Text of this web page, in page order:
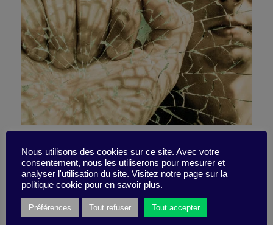
Sauriez-vous changer (pour
vivre et pas juste
survivre) ?
Nous utilisons des cookies sur ce site. Avec votre
consentement, nous les utiliserons pour mesurer et
analyser l'utilisation du site. Visitez notre page sur la
politique cookie pour en savoir plus.
Préférences Tout refuser Tout accepter